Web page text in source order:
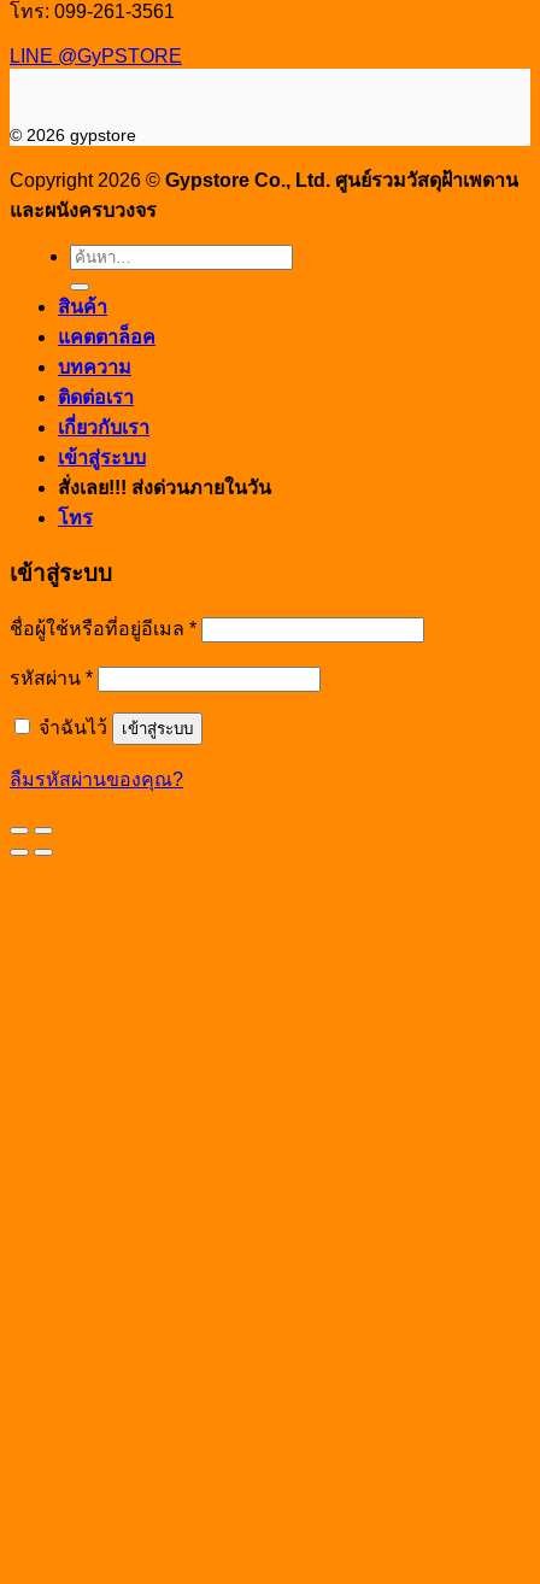
โทร: 099-261-3561
LINE @GyPSTORE
© 2026 gypstore
Copyright 2026 © Gypstore Co., Ltd. ศูนย์รวมวัสดุฝ้าเพดาน
และผนังครบวงจร
ค้นหา:
สินค้า
แคตตาล็อค
บทความ
ติดต่อเรา
เกี่ยวกับเรา
เข้าสู่ระบบ
สั่งเลย!!! ส่งด่วนภายในวัน
โทร
เข้าสู่ระบบ
ชื่อผู้ใช้หรือที่อยู่อีเมล *
รหัสผ่าน *
จำฉันไว้ เข้าสู่ระบบ
ลืมรหัสผ่านของคุณ?